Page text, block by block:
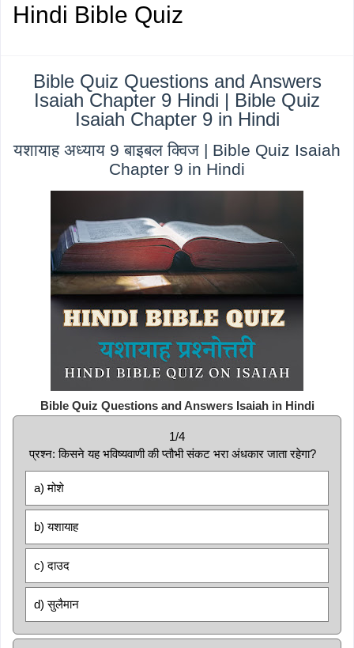
Hindi Bible Quiz
Bible Quiz Questions and Answers
Isaiah Chapter 9 Hindi | Bible Quiz
Isaiah Chapter 9 in Hindi
यशायाह अध्याय 9 बाइबल क्विज | Bible Quiz Isaiah
Chapter 9 in Hindi
Bible Quiz Questions and Answers Isaiah in Hindi
1/4
प्रश्न: किसने यह भविष्यवाणी की प्तौभी संकट भरा अंधकार जाता रहेगा?
a) मोशे
b) यशायाह
c) दाउद
d) सुलैमान